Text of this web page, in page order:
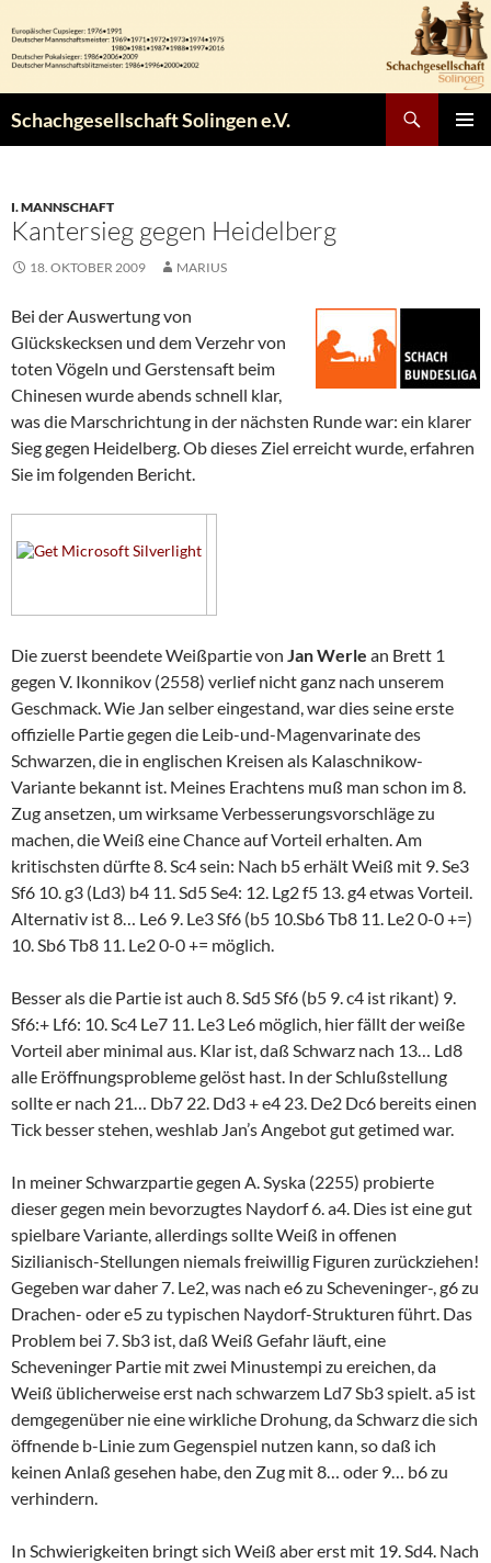
Inhalt
springen
Schachgesellschaft Solingen e.V.
I. MANNSCHAFT
Kantersieg gegen Heidelberg
18. OKTOBER 2009 MARIUS
Bei der Auswertung von
Glückskecksen und dem Verzehr von
toten Vögeln und Gerstensaft beim
Chinesen wurde abends schnell klar,
was die Marschrichtung in der nächsten Runde war: ein klarer
Sieg gegen Heidelberg. Ob dieses Ziel erreicht wurde, erfahren
Sie im folgenden Bericht.
Die zuerst beendete Weißpartie von Jan Werle an Brett 1
gegen V. Ikonnikov (2558) verlief nicht ganz nach unserem
Geschmack. Wie Jan selber eingestand, war dies seine erste
offizielle Partie gegen die Leib-und-Magenvarinate des
Schwarzen, die in englischen Kreisen als Kalaschnikow-
Variante bekannt ist. Meines Erachtens muß man schon im 8.
Zug ansetzen, um wirksame Verbesserungsvorschläge zu
machen, die Weiß eine Chance auf Vorteil erhalten. Am
kritischsten dürfte 8. Sc4 sein: Nach b5 erhält Weiß mit 9. Se3
Sf6 10. g3 (Ld3) b4 11. Sd5 Se4: 12. Lg2 f5 13. g4 etwas Vorteil.
Alternativ ist 8… Le6 9. Le3 Sf6 (b5 10.Sb6 Tb8 11. Le2 0-0 +=)
10. Sb6 Tb8 11. Le2 0-0 += möglich.
Besser als die Partie ist auch 8. Sd5 Sf6 (b5 9. c4 ist rikant) 9.
Sf6:+ Lf6: 10. Sc4 Le7 11. Le3 Le6 möglich, hier fällt der weiße
Vorteil aber minimal aus. Klar ist, daß Schwarz nach 13… Ld8
alle Eröffnungsprobleme gelöst hast. In der Schlußstellung
sollte er nach 21… Db7 22. Dd3 + e4 23. De2 Dc6 bereits einen
Tick besser stehen, weshlab Jan’s Angebot gut getimed war.
In meiner Schwarzpartie gegen A. Syska (2255) probierte
dieser gegen mein bevorzugtes Naydorf 6. a4. Dies ist eine gut
spielbare Variante, allerdings sollte Weiß in offenen
Sizilianisch-Stellungen niemals freiwillig Figuren zurückziehen!
Gegeben war daher 7. Le2, was nach e6 zu Scheveninger-, g6 zu
Drachen- oder e5 zu typischen Naydorf-Strukturen führt. Das
Problem bei 7. Sb3 ist, daß Weiß Gefahr läuft, eine
Scheveninger Partie mit zwei Minustempi zu ereichen, da
Weiß üblicherweise erst nach schwarzem Ld7 Sb3 spielt. a5 ist
demgegenüber nie eine wirkliche Drohung, da Schwarz die sich
öffnende b-Linie zum Gegenspiel nutzen kann, so daß ich
keinen Anlaß gesehen habe, den Zug mit 8… oder 9… b6 zu
verhindern.
In Schwierigkeiten bringt sich Weiß aber erst mit 19. Sd4. Nach